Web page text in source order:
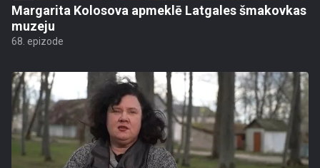
Margarita Kolosova apmeklē Latgales šmakovkas
muzeju
68. epizode